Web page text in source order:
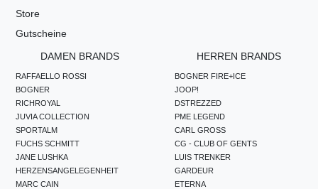
Store
Gutscheine
DAMEN BRANDS
RAFFAELLO ROSSI
BOGNER
RICHROYAL
JUVIA COLLECTION
SPORTALM
FUCHS SCHMITT
JANE LUSHKA
HERZENSANGELEGENHEIT
MARC CAIN
HERREN BRANDS
BOGNER FIRE+ICE
JOOP!
DSTREZZED
PME LEGEND
CARL GROSS
CG - CLUB OF GENTS
LUIS TRENKER
GARDEUR
ETERNA